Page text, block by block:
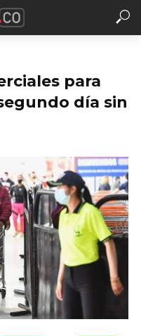
para
día sin